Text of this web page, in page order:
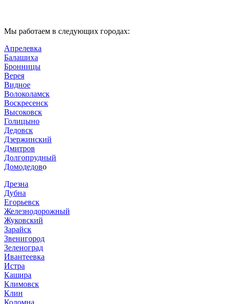
Мы работаем в следующих городах:
Апрелевка
Балашиха
Бронницы
Верея
Видное
Волоколамск
Воскресенск
Высоковск
Голицыно
Дедовск
Дзержинский
Дмитров
Долгопрудный
Домодедово
Дрезна
Дубна
Егорьевск
Железнодорожный
Жуковский
Зарайск
Звенигород
Зеленоград
Ивантеевка
Истра
Кашира
Климовск
Клин
Коломна